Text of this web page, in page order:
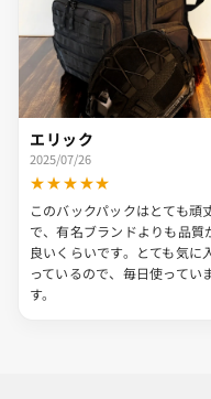
エリック
2025/07/26
★★★★★
このバックパックはとても頑
で、有名ブランドよりも品質
良いくらいです。とても気に
っているので、毎日使ってい
す。